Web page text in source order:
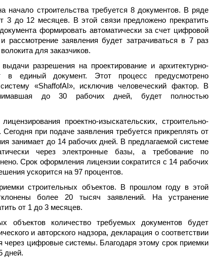
начало строительства требуется 8 документов. В ряде
3 до 12 месяцев. В этой связи предложено прекратить
формировать автоматически за счет цифровой
рассмотрение заявления будет затрачиваться в 7 раз
для заказчиков.
разрешения на проектирование и архитектурно-
в единый документ. Этот процесс предусмотрено
«ShaffofAI», исключив человеческий фактор. В
до 30 рабочих дней, будет полностью
проектно-изыскательских, строительно-
при подаче заявления требуется прикреплять от
занимает до 14 рабочих дней. В предлагаемой системе
через электронные базы, а требование по
Срок оформления лицензии сократится с 14 рабочих
ускорится на 97 процентов.
строительных объектов. В прошлом году в этой
более 20 тысяч заявлений. На устранение
от 1 до 3 месяцев.
объектов количество требуемых документов будет
и авторского надзора, декларация о соответствии
через цифровые системы. Благодаря этому срок приемки
дней.